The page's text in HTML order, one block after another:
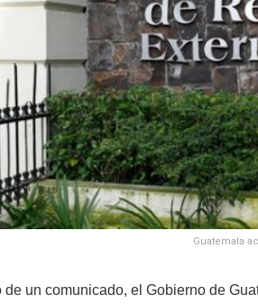
Guatemala
de un comunicado, el Gobierno de